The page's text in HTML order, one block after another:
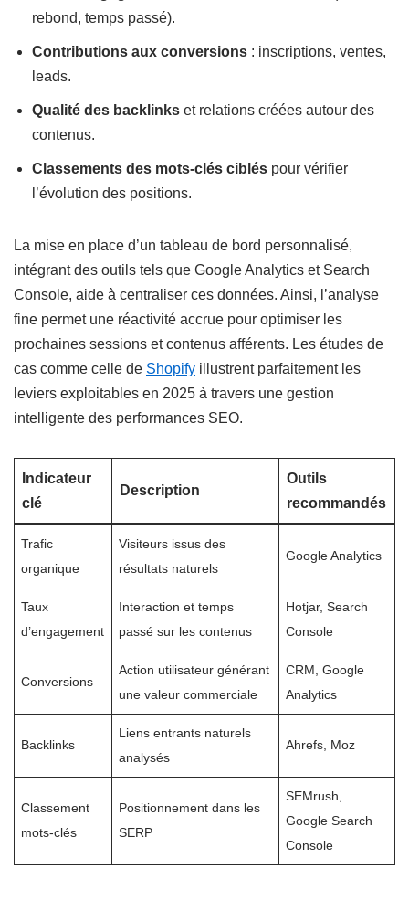
rebond, temps passé).
Contributions aux conversions : inscriptions, ventes,
leads.
Qualité des backlinks et relations créées autour des
contenus.
Classements des mots-clés ciblés pour vérifier
l’évolution des positions.
La mise en place d’un tableau de bord personnalisé,
intégrant des outils tels que Google Analytics et Search
Console, aide à centraliser ces données. Ainsi, l’analyse
fine permet une réactivité accrue pour optimiser les
prochaines sessions et contenus afférents. Les études de
cas comme celle de Shopify illustrent parfaitement les
leviers exploitables en 2025 à travers une gestion
intelligente des performances SEO.
Indicateur
clé
Description
Outils
recommandés
Trafic
organique
Visiteurs issus des
résultats naturels
Google Analytics
Taux
d’engagement
Interaction et temps
passé sur les contenus
Hotjar, Search
Console
Conversions
Action utilisateur générant
une valeur commerciale
CRM, Google
Analytics
Backlinks
Liens entrants naturels
analysés
Ahrefs, Moz
Classement
mots-clés
Positionnement dans les
SERP
SEMrush,
Google Search
Console